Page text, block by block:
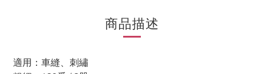
商品描述
適用：車縫、刺繡